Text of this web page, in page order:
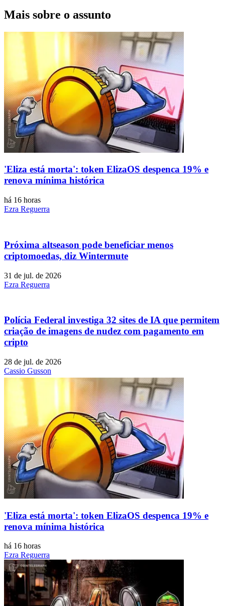
Mais sobre o assunto
'Eliza está morta': token ElizaOS despenca 19% e
renova mínima histórica
há 16 horas
Ezra Reguerra
Próxima altseason pode beneficiar menos
criptomoedas, diz Wintermute
31 de jul. de 2026
Ezra Reguerra
Polícia Federal investiga 32 sites de IA que permitem
criação de imagens de nudez com pagamento em
cripto
28 de jul. de 2026
Cassio Gusson
'Eliza está morta': token ElizaOS despenca 19% e
renova mínima histórica
há 16 horas
Ezra Reguerra